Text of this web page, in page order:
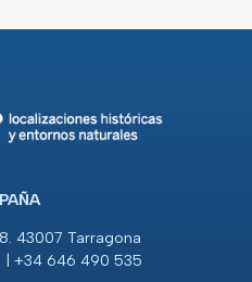
43007 Tarragona
| +34 646 490 535